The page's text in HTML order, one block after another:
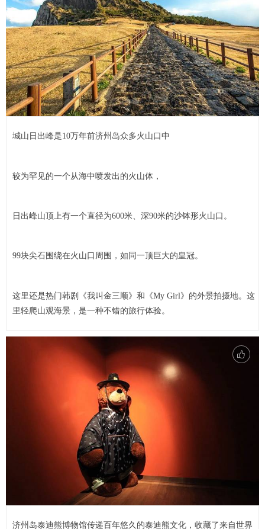
城山日出峰是10万年前济州岛众多火山口中
较为罕见的一个从海中喷发出的火山体，
日出峰山顶上有一个直径为600米、深90米的沙钵形火山口。
99块尖石围绕在火山口周围，如同一顶巨大的皇冠。
这里还是热门韩剧《我叫金三顺》和《My Girl》的外景拍摄地。这
里轻爬山观海景，是一种不错的旅行体验。
济州岛泰迪熊博物馆传递百年悠久的泰迪熊文化，收藏了来自世界